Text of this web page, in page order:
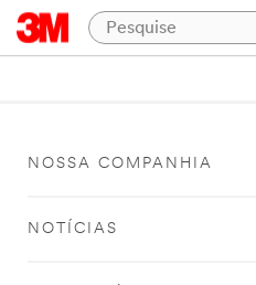
NOSSA COMPANHIA
NOTÍCIAS